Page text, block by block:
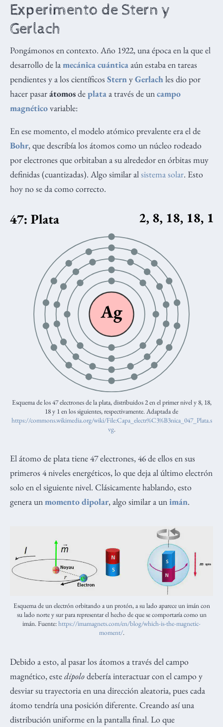
Experimento de Stern y
Gerlach
Pongámonos en contexto. Año 1922, una época en la que el
desarrollo de la mecánica cuántica aún estaba en tareas
pendientes y a los científicos Stern yGerlach les dio por
hacer pasarátomosdeplata a través de un campo
magnéticovariable:
En ese momento, el modelo atómico prevalente era el de
Bohr, que describía los átomos como un núcleo rodeado
por electrones que orbitaban a su alrededor en órbitas muy
definidas (cuantizadas). Algo similar alsistema solar. Esto
hoy no se da como correcto.
Esquema de los 47 electrones de la plata, distribuidos 2 en el primer nivel y 8, 18,
18 y 1 en los siguientes, respectivamente. Adaptada de
https://commons.wikimedia.org/wiki/File:Capa_electr%C3%B3nica_047_Plata.s
vg.
El átomo de plata tiene 47 electrones, 46 de ellos en sus
primeros 4 niveles energéticos, lo que deja al último electrón
solo en el siguiente nivel. Clásicamente hablando, esto
genera unmomento dipolar, algo similar a unimán.
Esquema de un electrón orbitando a un protón, a su lado aparece un imán con
su lado norte y sur para representar el hecho de que se comportaría como un
imán. Fuente:https://imamagnets.com/en/blog/which-is-the-magnetic-
moment/.
Debido a esto, al pasar los átomos a través del campo
magnético, estedipolodebería interactuar con el campo y
desviar su trayectoria en una dirección aleatoria, pues cada
átomo tendría una posición diferente. Creando así una
distribución uniforme en la pantalla final. Lo que